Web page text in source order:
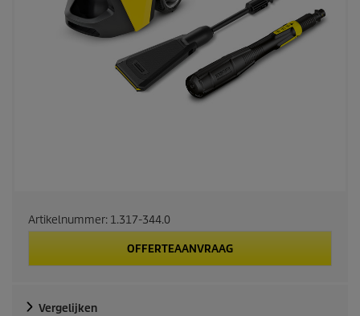
Artikelnummer: 1.317-344.0
OFFERTEAANVRAAG
Vergelijken